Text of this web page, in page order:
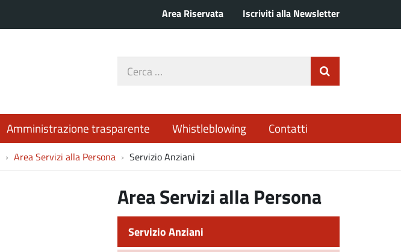
Area Riservata Iscriviti alla Newsletter
Cerca
Amministrazione trasparente Whistleblowing Contatti
Area Servizi alla Persona Servizio Anziani
Area Servizi alla Persona
Servizio Anziani